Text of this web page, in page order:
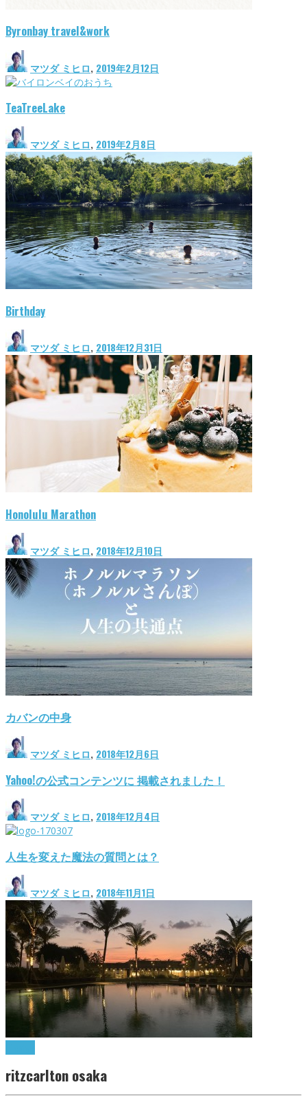
Byronbay travel&work
マツダ ミヒロ, 2019年2月12日
TeaTreeLake
マツダ ミヒロ, 2019年2月8日
Birthday
マツダ ミヒロ, 2018年12月31日
Honolulu Marathon
マツダ ミヒロ, 2018年12月10日
カバンの中身
マツダ ミヒロ, 2018年12月6日
Yahoo!の公式コンテンツに 掲載されました！
マツダ ミヒロ, 2018年12月4日
人生を変えた魔法の質問とは？
マツダ ミヒロ, 2018年11月1日
ritzcarlton osaka